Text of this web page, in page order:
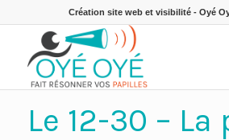
Création site web et visibilité - Oyé
Le 12-30 – La